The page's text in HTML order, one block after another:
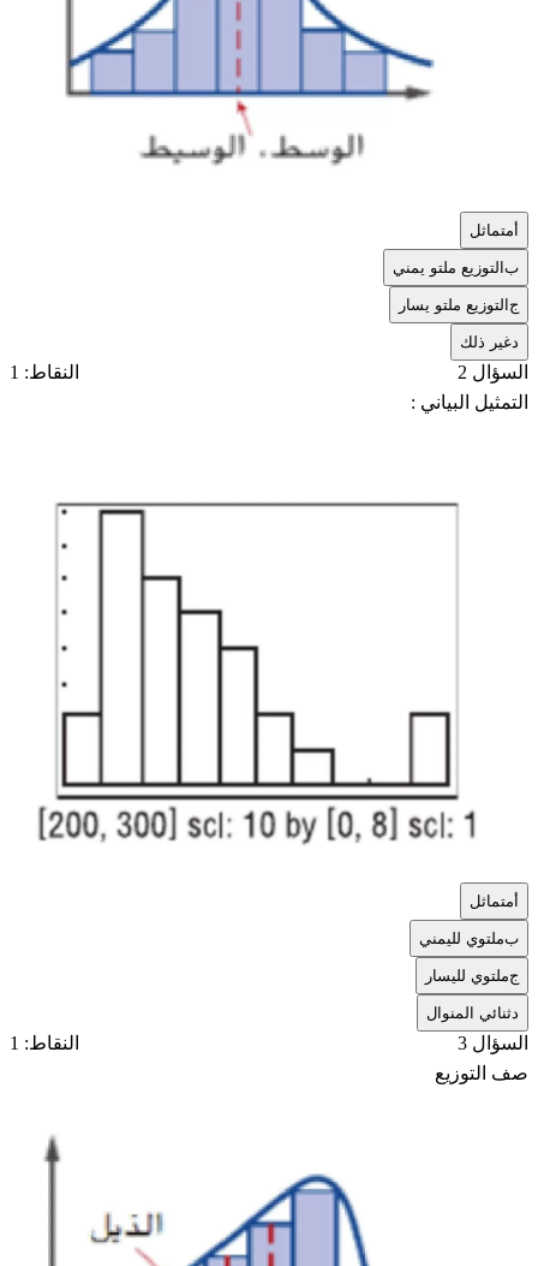
متماثل
بالتوزيع ملتو يمني
جالتوزيع ملتو يسار
غير ذلك
السؤال 2
النقاط: 1
التمثيل البياني :
متماثل
بملتوي لليمني
جملتوي لليسار
ثنائي المنوال
السؤال 3
النقاط: 1
صف التوزيع